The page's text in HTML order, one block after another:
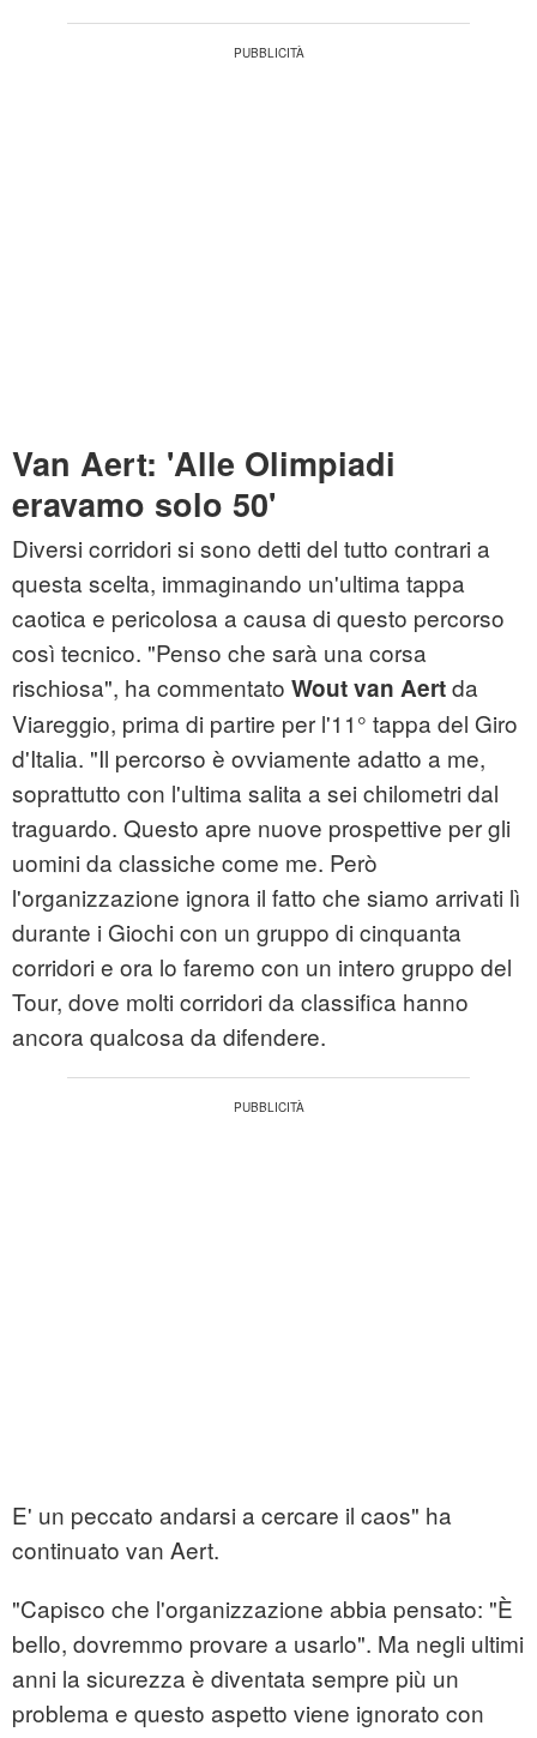
Van Aert: 'Alle Olimpiadi
eravamo solo 50'
Diversi corridori si sono detti del tutto contrari a
questa scelta, immaginando un'ultima tappa
caotica e pericolosa a causa di questo percorso
così tecnico. "Penso che sarà una corsa
rischiosa", ha commentato Wout van Aertda
Viareggio, prima di partire per l'11° tappa del Giro
d'Italia. "Il percorso è ovviamente adatto a me,
soprattutto con l'ultima salita a sei chilometri dal
traguardo. Questo apre nuove prospettive per gli
uomini da classiche come me. Però
l'organizzazione ignora il fatto che siamo arrivati ​​lì
durante i Giochi con un gruppo di cinquanta
corridori e ora lo faremo con un intero gruppo del
Tour, dove molti corridori da classifica hanno
ancora qualcosa da difendere.
E' un peccato andarsi a cercare il caos" ha
continuato van Aert.
"Capisco che l'organizzazione abbia pensato: "È
bello, dovremmo provare a usarlo". Ma negli ultimi
anni la sicurezza è diventata sempre più un
problema e questo aspetto viene ignorato con